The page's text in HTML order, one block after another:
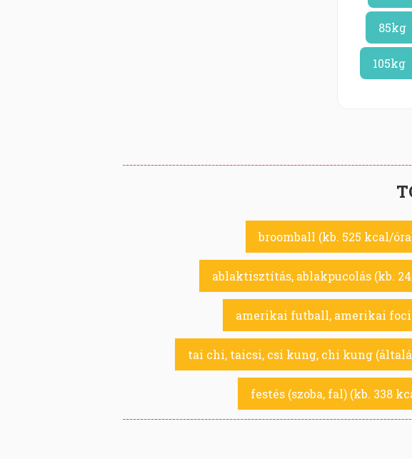
85kg
105kg
broomball (kb. 525 kcal/
ablaktisztítás, ablakpucolás (kb.
amerikai futball, amerikai foci
tai chi, taicsi, csi kung, chi kung
festés (szoba, fal) (kb. 338